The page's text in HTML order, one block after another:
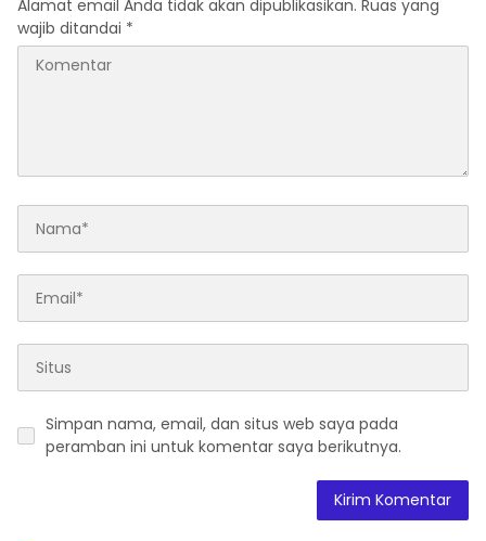
Alamat email Anda tidak akan dipublikasikan. Ruas yang
wajib ditandai *
Simpan nama, email, dan situs web saya pada
peramban ini untuk komentar saya berikutnya.